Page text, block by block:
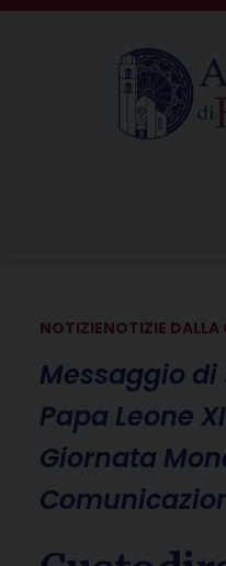
Skip
NOTIZIENOTIZIE DALLA
Messaggio
Papa Leone
Giornata